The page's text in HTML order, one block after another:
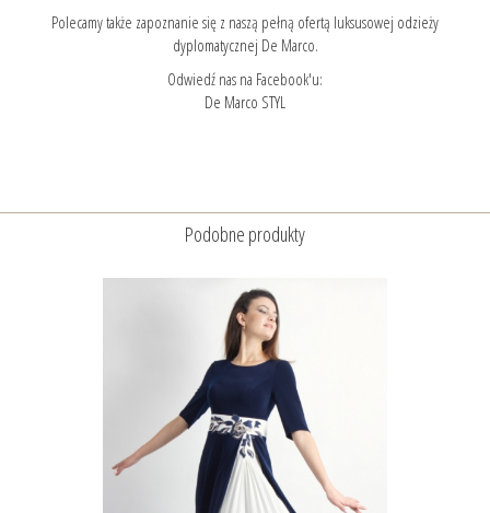
Polecamy także zapoznanie się z naszą pełną ofertą luksusowej odzieży
dyplomatycznej De Marco.
Odwiedź nas na Facebook'u:
De Marco STYL
Podobne produkty